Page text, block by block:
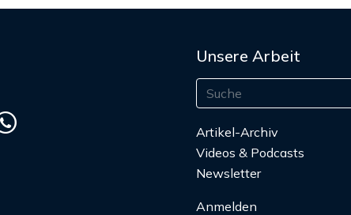
Unsere Arbeit
Artikel-Archiv
Videos & Podcasts
Newsletter
Anmelden